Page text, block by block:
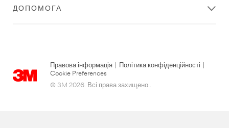
ДОПОМОГА
Правова інформація Політика конфіденційності
Cookie Preferences
© 3M 2026. Всі права захищено..